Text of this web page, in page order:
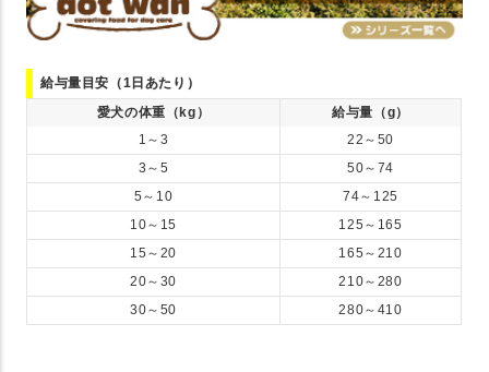
給与量目安（1日あたり）
愛犬の体重（kg）
給与量（g）
1～3
22～50
3～5
50～74
5～10
74～125
10～15
125～165
15～20
165～210
20～30
210～280
30～50
280～410